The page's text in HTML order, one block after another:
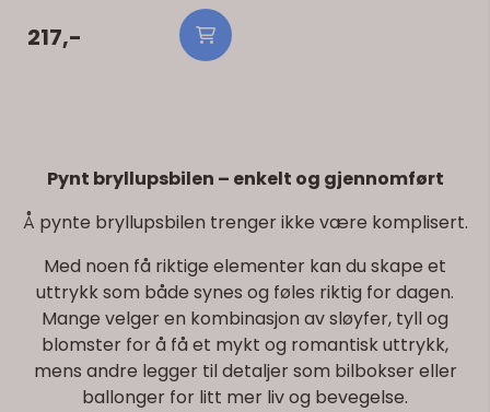
217,-
Pynt bryllupsbilen – enkelt og gjennomført
Å pynte bryllupsbilen trenger ikke være komplisert.
Med noen få riktige elementer kan du skape et
uttrykk som både synes og føles riktig for dagen.
Mange velger en kombinasjon av sløyfer, tyll og
blomster for å få et mykt og romantisk uttrykk,
mens andre legger til detaljer som bilbokser eller
ballonger for litt mer liv og bevegelse.